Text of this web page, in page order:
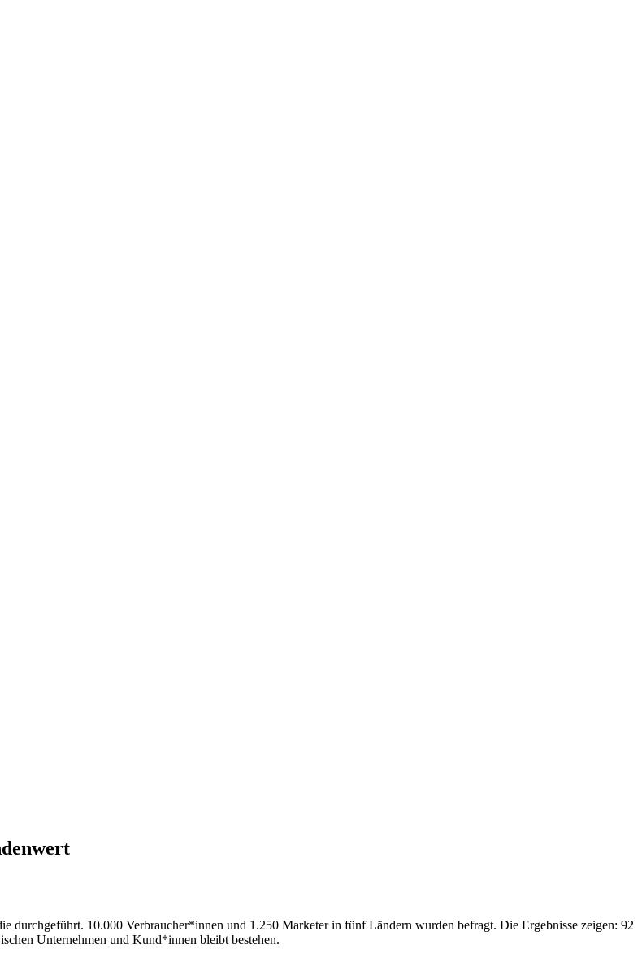
durchgeführt. 10.000 Verbraucher*innen und 1.250 Marketer in fünf Ländern wurden befragt. Die Ergebnisse zeigen: 92
Unternehmen und Kund*innen bleibt bestehen.